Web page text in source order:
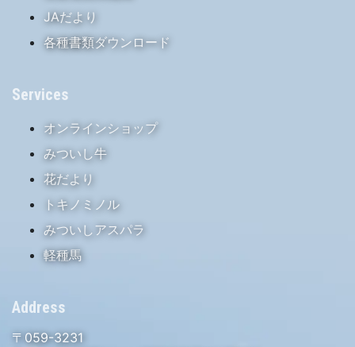
JAだより
各種書類ダウンロード
Services
オンラインショップ
みついし牛
花だより
トキノミノル
みついしアスパラ
軽種馬
Address
〒059-3231